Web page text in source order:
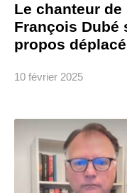
Le chanteur
François Dubé
propos
10 février 2025